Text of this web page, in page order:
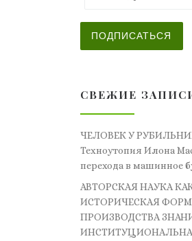
ПОДПИСАТЬСЯ
СВЕЖИЕ
ЧЕЛОВЕК У
Техноутопия Илона
перехода в машинное
АВТОРСКАЯ НАУКА
ИСТОРИЧЕСКАЯ
ПРОИЗВОДСТВА